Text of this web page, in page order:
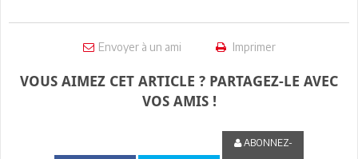
Envoyer à un ami Imprimer
VOUS AIMEZ CET ARTICLE ? PARTAGEZ-LE AVEC
VOS AMIS !
ABONNEZ-